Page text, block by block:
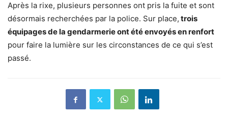
Après la rixe, plusieurs personnes ont pris la fuite et sont
désormais recherchées par la police. Sur place, trois
équipages de la gendarmerie ont été envoyés en renfort
pour faire la lumière sur les circonstances de ce qui s’est
passé.